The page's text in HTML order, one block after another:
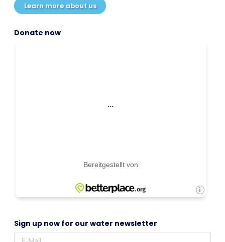
Learn more about us
Donate now
Sign up now for our water newsletter